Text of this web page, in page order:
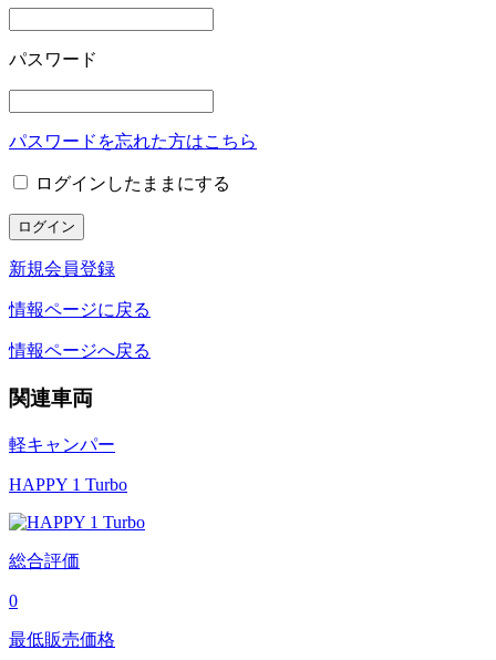
パスワード
パスワードを忘れた方はこちら
ログインしたままにする
新規会員登録
情報ページに戻る
情報ページへ戻る
関連車両
軽キャンパー
HAPPY 1 Turbo
総合評価
0
最低販売価格